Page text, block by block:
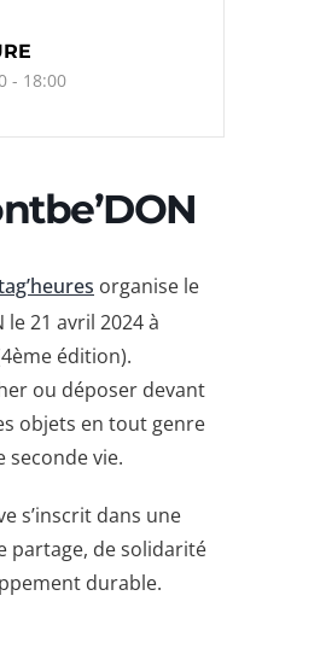
- 18:00
organise le
le 21 avril 2024 à
édition).
ou déposer devant
objets en tout genre
seconde vie.
s’inscrit dans une
partage, de solidarité
durable.